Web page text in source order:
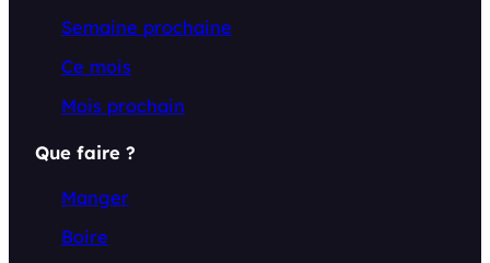
Semaine prochaine
Ce mois
Mois prochain
Que faire ?
Manger
Boire